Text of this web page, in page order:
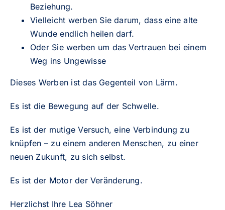
Beziehung.
Vielleicht werben Sie darum, dass eine alte
Wunde endlich heilen darf.
Oder Sie werben um das Vertrauen bei einem
Weg ins Ungewisse
Dieses Werben ist das Gegenteil von Lärm.
Es ist die Bewegung auf der Schwelle.
Es ist der mutige Versuch, eine Verbindung zu
knüpfen – zu einem anderen Menschen, zu einer
neuen Zukunft, zu sich selbst.
Es ist der Motor der Veränderung.
Herzlichst Ihre Lea Söhner